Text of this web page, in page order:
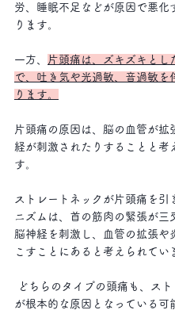
労、睡眠不足などが原因で悪化
ります。
一方、
片頭痛は、ズキズキとし
で、吐き気や光過敏、音過敏を
ります。
片頭痛の原因は、脳の血管が拡
経が刺激されたりすることと考
す。
ストレートネックが片頭痛を引
ニズムは、首の筋肉の緊張が三
脳神経を刺激し、血管の拡張や
こすことにあると考えられてい
が根本的な原因となっている可